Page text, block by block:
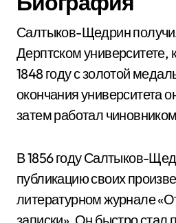
Салтыков-Щедрин
Дерптском университете,
1848 году с золотой
окончания университета
затем работал
В 1856 году Салтыков-
публикацию своих
литературном журнале